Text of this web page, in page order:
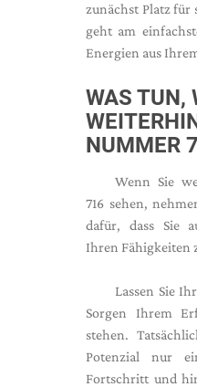
zunächst Platz für
geht am
Energien aus
WAS TUN,
NUMMER
Wenn Sie
716 sehen,
dafür, dass Sie
Ihren Fähigkeiten
Lassen Sie
Sorgen Ihrem
stehen.
Potenzial nur
Fortschritt und